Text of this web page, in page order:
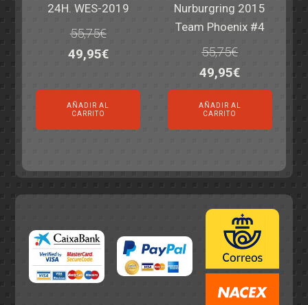
24H. WES-2019
55,75€
El
original
era:
49,95€El
actual
AÑADIR AL
CARRITO
Nurburgring 2015
Team Phoenix #4
55,75€
El
precio
original
era:
49,95€El
precio
actual
es:
AÑADIR AL
CARRITO